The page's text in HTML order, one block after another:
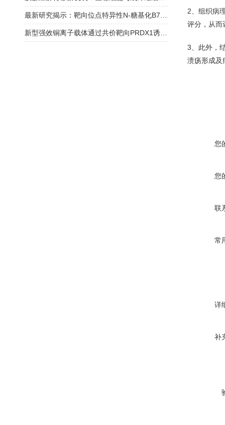
2、组织病
评分，从而
3、此外，
溃疡形成及
您
您
联
常
详
补